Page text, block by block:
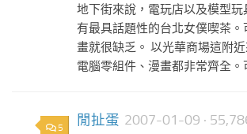
地下街來說，電玩店以及模型
有最具話題性的台北女僕喫茶。
畫就很缺乏。 以光華商場這附
電腦零組件、漫畫都非常齊全。
5 閒扯蛋 2007-01-09 ·